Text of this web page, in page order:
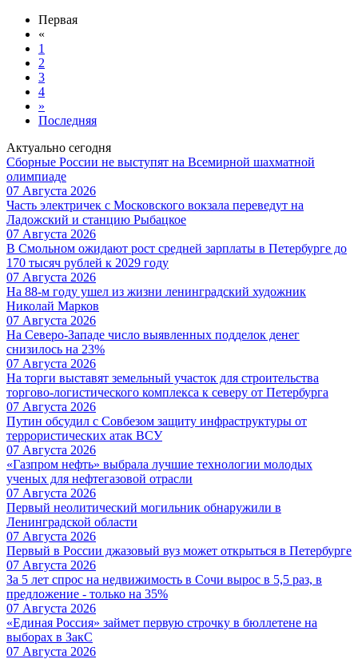
Первая
«
1
2
3
4
»
Последняя
Актуально сегодня
Сборные России не выступят на Всемирной шахматной
олимпиаде
07 Августа 2026
Часть электричек с Московского вокзала переведут на
Ладожский и станцию Рыбацкое
07 Августа 2026
В Смольном ожидают рост средней зарплаты в Петербурге до
170 тысяч рублей к 2029 году
07 Августа 2026
На 88-м году ушел из жизни ленинградский художник
Николай Марков
07 Августа 2026
На Северо-Западе число выявленных подделок денег
снизилось на 23%
07 Августа 2026
На торги выставят земельный участок для строительства
торгово-логистического комплекса к северу от Петербурга
07 Августа 2026
Путин обсудил с Совбезом защиту инфраструктуры от
террористических атак ВСУ
07 Августа 2026
«Газпром нефть» выбрала лучшие технологии молодых
ученых для нефтегазовой отрасли
07 Августа 2026
Первый неолитический могильник обнаружили в
Ленинградской области
07 Августа 2026
Первый в России джазовый вуз может открыться в Петербурге
07 Августа 2026
За 5 лет спрос на недвижимость в Сочи вырос в 5,5 раз, в
предложение - только на 35%
07 Августа 2026
«Единая Россия» займет первую строчку в бюллетене на
выборах в ЗакС
07 Августа 2026